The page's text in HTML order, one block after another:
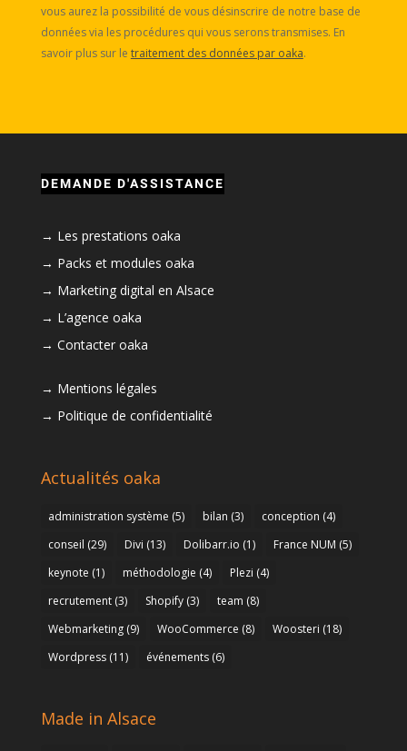
vous aurez la possibilité de vous désinscrire de notre base de
données via les procédures qui vous serons transmises. En
savoir plus sur le traitement des données par oaka.
DEMANDE D'ASSISTANCE
Les prestations oaka
Packs et modules oaka
Marketing digital en Alsace
L’agence oaka
Contacter oaka
Mentions légales
Politique de confidentialité
Actualités oaka
administration système (5) bilan (3) conception (4)
conseil (29) Divi (13) Dolibarr.io (1) France NUM (5)
keynote (1) méthodologie (4) Plezi (4)
recrutement(3) Shopify(3) team (8)
Webmarketing(9) WooCommerce (8) Woosteri (18)
Wordpress(11) événements(6)
Made in Alsace